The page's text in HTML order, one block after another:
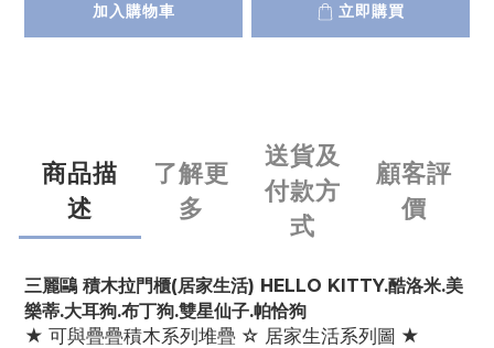
加入購物車 立即購買
商品描
述
了解更
多
送貨及
付款方
式
顧客評
價
三麗鷗 積木拉門櫃(居家生活) HELLO KITTY.酷洛米.美
樂蒂.大耳狗.布丁狗.雙星仙子.帕恰狗
★ 可與疊疊積木系列堆疊 ☆ 居家生活系列圖 ★